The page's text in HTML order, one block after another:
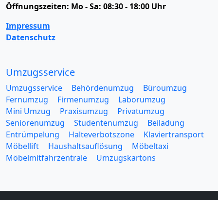
Öffnungszeiten: Mo - Sa: 08:30 - 18:00 Uhr
Impressum
Datenschutz
Umzugsservice
Umzugsservice Behördenumzug
Büroumzug
Fernumzug
Firmenumzug
Laborumzug
Mini Umzug
Praxisumzug
Privatumzug
Seniorenumzug
Studentenumzug
Beiladung
Entrümpelung
Halteverbotszone
Klaviertransport
Möbellift
Haushaltsauflösung
Möbeltaxi
Möbelmitfahrzentrale
Umzugskartons